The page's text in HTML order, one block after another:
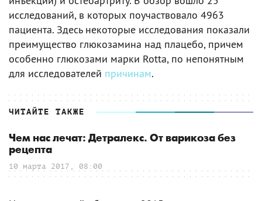
исследований, в которых поучаствовало 4963
пациента. Здесь некоторые исследования показали
преимущество глюкозамина над плацебо, причем
особенно глюкозами марки Rotta, по непонятным
для исследователей причинам.
ЧИТАЙТЕ ТАКЖЕ
Чем нас лечат: Детралекс. От варикоза без
рецепта
10 марта 2017, 08:00